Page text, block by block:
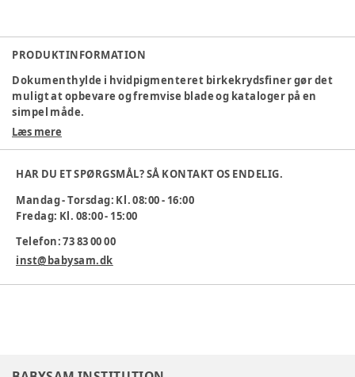
PRODUKTINFORMATION
Dokumenthylde i hvidpigmenteret birkekrydsfiner gør det
muligt at opbevare og fremvise blade og kataloger på en
simpel måde.
Mål: Længde:750mm. Dybde: 95mm.
Læs mere
HAR DU ET SPØRGSMÅL? SÅ KONTAKT OS ENDELIG.
Mandag - Torsdag: Kl. 08:00 - 16:00
Fredag: Kl. 08:00 - 15:00
Telefon: 73 83 00 00
inst@babysam.dk